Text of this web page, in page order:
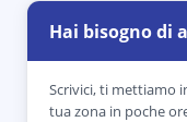
Hai bisogno di
Scrivici, ti mettiamo
tua zona in poche